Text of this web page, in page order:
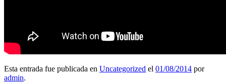
Esta entrada fue publicada en Uncategorized el 01/08/2014 por
admin.